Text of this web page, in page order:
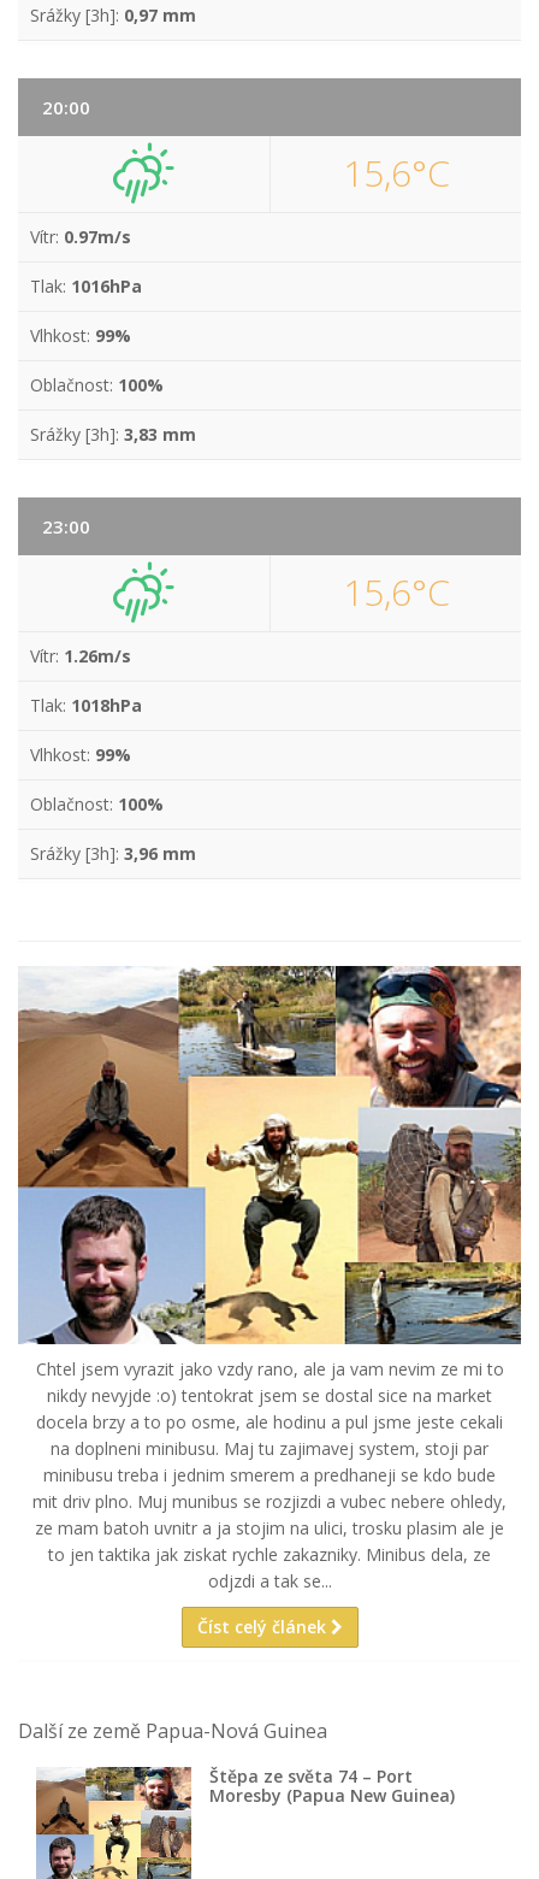
Srážky [3h]: 0,97 mm
20:00
15,6°C
Vítr: 0.97m/s
Tlak: 1016hPa
Vlhkost: 99%
Oblačnost: 100%
Srážky [3h]: 3,83 mm
23:00
15,6°C
Vítr: 1.26m/s
Tlak: 1018hPa
Vlhkost: 99%
Oblačnost: 100%
Srážky [3h]: 3,96 mm
Chtel jsem vyrazit jako vzdy rano, ale ja vam nevim ze mi to
nikdy nevyjde :o) tentokrat jsem se dostal sice na market
docela brzy a to po osme, ale hodinu a pul jsme jeste cekali
na doplneni minibusu. Maj tu zajimavej system, stoji par
minibusu treba i jednim smerem a predhaneji se kdo bude
mit driv plno. Muj munibus se rozjizdi a vubec nebere ohledy,
ze mam batoh uvnitr a ja stojim na ulici, trosku plasim ale je
to jen taktika jak ziskat rychle zakazniky. Minibus dela, ze
odjzdi a tak se...
Číst celý článek
Další ze země Papua-Nová Guinea
Štěpa ze světa 74 – Port
Moresby (Papua New Guinea)